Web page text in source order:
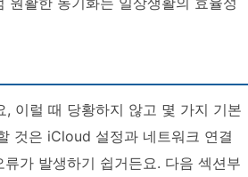
이럴 때 당황하지 않고 몇 가지 기본
것은 iCloud 설정과 네트워크 연결
가 발생하기 쉽거든요. 다음 섹션부